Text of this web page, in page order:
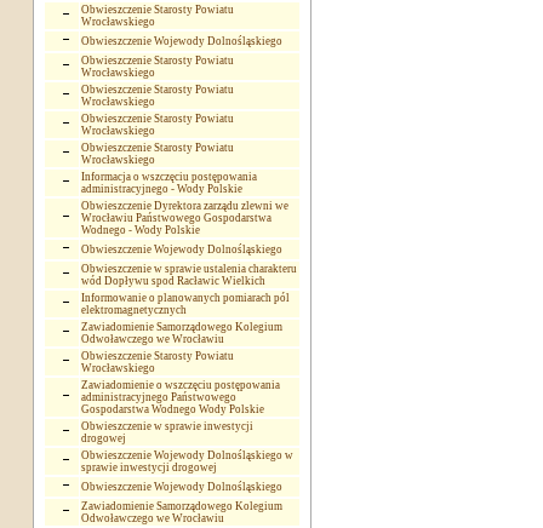
Obwieszczenie Starosty Powiatu
Wrocławskiego
Obwieszczenie Wojewody Dolnośląskiego
Obwieszczenie Starosty Powiatu
Wrocławskiego
Obwieszczenie Starosty Powiatu
Wrocławskiego
Obwieszczenie Starosty Powiatu
Wrocławskiego
Obwieszczenie Starosty Powiatu
Wrocławskiego
Informacja o wszczęciu postępowania
administracyjnego - Wody Polskie
Obwieszczenie Dyrektora zarządu zlewni we
Wrocławiu Państwowego Gospodarstwa
Wodnego - Wody Polskie
Obwieszczenie Wojewody Dolnośląskiego
Obwieszczenie w sprawie ustalenia charakteru
wód Dopływu spod Racławic Wielkich
Informowanie o planowanych pomiarach pól
elektromagnetycznych
Zawiadomienie Samorządowego Kolegium
Odwoławczego we Wrocławiu
Obwieszczenie Starosty Powiatu
Wrocławskiego
Zawiadomienie o wszczęciu postępowania
administracyjnego Państwowego
Gospodarstwa Wodnego Wody Polskie
Obwieszczenie w sprawie inwestycji
drogowej
Obwieszczenie Wojewody Dolnośląskiego w
sprawie inwestycji drogowej
Obwieszczenie Wojewody Dolnośląskiego
Zawiadomienie Samorządowego Kolegium
Odwoławczego we Wrocławiu